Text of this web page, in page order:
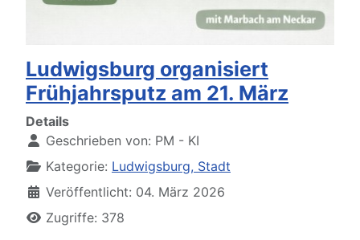
Ludwigsburg organisiert
Frühjahrsputz am 21. März
Details
Geschrieben von: PM - KI
Kategorie: Ludwigsburg, Stadt
Veröffentlicht: 04. März 2026
Zugriffe: 378